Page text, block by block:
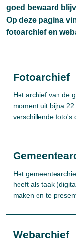
goed bewaard
Op deze pagina
fotoarchief en
Fotoarchief
Het archief van de
moment uit bijna
verschillende foto's
Het
heeft als taak
maken en te
Webarchief